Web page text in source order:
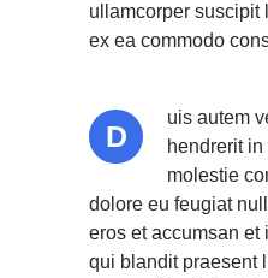
ullamcorper suscipit
ex ea commodo
D
uis autem
hendrerit
molestie
dolore eu feugiat
eros et accumsan
qui blandit praesent